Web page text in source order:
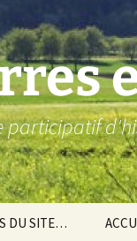
participatif
DU SITE…